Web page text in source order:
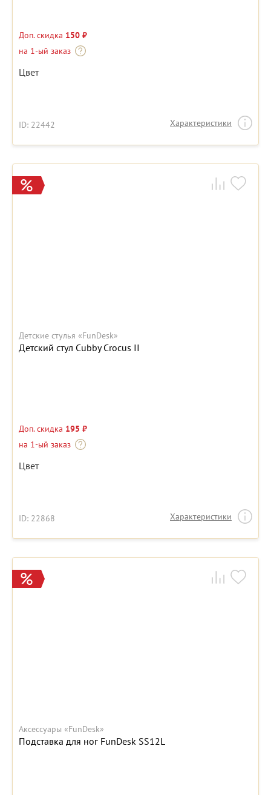
Доп. скидка 150 ₽
на 1-ый заказ
Цвет
ID: 22442 Характеристики
Детские стулья «FunDesk»
Детский стул Cubby Crocus II
Доп. скидка 195 ₽
на 1-ый заказ
Цвет
ID: 22868 Характеристики
Аксессуары «FunDesk»
Подставка для ног FunDesk SS12L